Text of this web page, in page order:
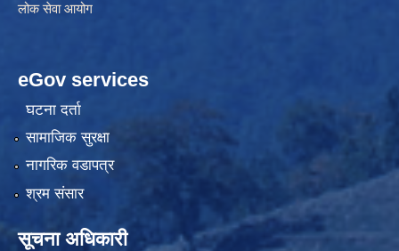
लोक सेवा आयोग
eGov services
घटना दर्ता
सामाजिक सुरक्षा
नागरिक वडापत्र
श्रम संसार
सूचना अधिकारी